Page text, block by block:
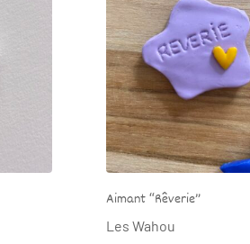
Aimant “Glace italienne”
Les Wahou